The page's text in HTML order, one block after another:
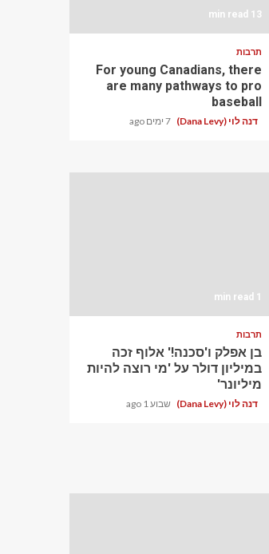
13 min read
תרבות
For young Canadians, there
are many pathways to pro
baseball
דנה לוי (Dana Levy) 7 ימים ago
1 min read
תרבות
בן אפלק ו'סכנה!' אלוף זכה
במיליון דולר על 'מי רוצה להיות
מיליונר'
דנה לוי (Dana Levy) שבוע 1 ago